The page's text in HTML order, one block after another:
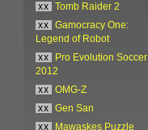
xx
Tomb Raider 2
xx
Gamocracy One:
Legend of Robot
xx
Pro Evolution Soccer
2012
xx
OMG-Z
xx
Gen San
xx
Mawaskes Puzzle